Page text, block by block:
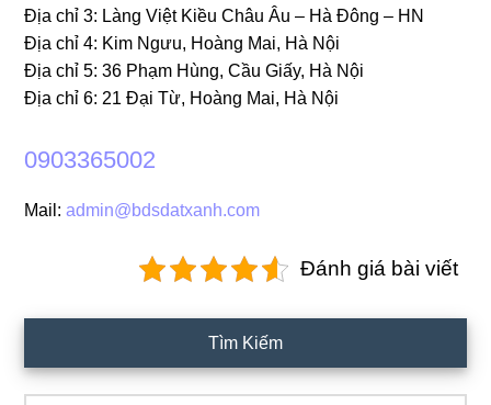
Địa chỉ 3: Làng Việt Kiều Châu Âu – Hà Đông – HN
Địa chỉ 4: Kim Ngưu, Hoàng Mai, Hà Nội
Địa chỉ 5: 36 Phạm Hùng, Cầu Giấy, Hà Nội
Địa chỉ 6: 21 Đại Từ, Hoàng Mai, Hà Nội
0903365002
Mail:admin@bdsdatxanh.com
Đánh giá bài viết
Sidebar
Tìm Kiếm